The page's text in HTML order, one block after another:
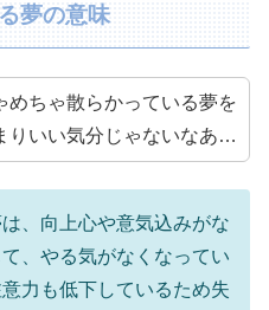
夢の意味
めちゃ散らかっている夢を
りいい気分じゃないなあ…
、向上心や意気込みがな
、やる気がなくなってい
力も低下しているため失